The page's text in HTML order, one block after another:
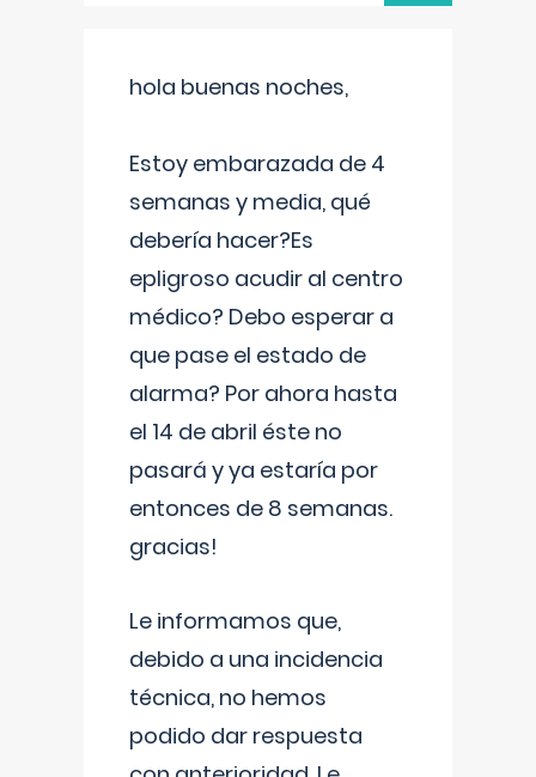
hola buenas noches,
Estoy embarazada de 4
semanas y media, qué
debería hacer?Es
epligroso acudir al centro
médico? Debo esperar a
que pase el estado de
alarma? Por ahora hasta
el 14 de abril éste no
pasará y ya estaría por
entonces de 8 semanas.
gracias!
Le informamos que,
debido a una incidencia
técnica, no hemos
podido dar respuesta